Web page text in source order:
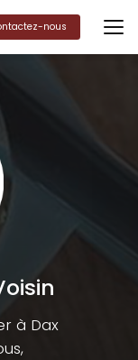
nous
à Dax